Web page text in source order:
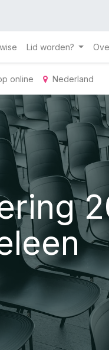
Lid worden?
online Nederland